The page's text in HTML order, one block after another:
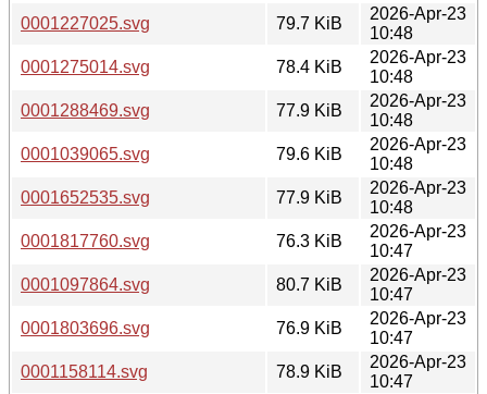
0001227025.svg
79.7 KiB
2026-Apr-23
10:48
0001275014.svg
78.4 KiB
2026-Apr-23
10:48
0001288469.svg
77.9 KiB
2026-Apr-23
10:48
0001039065.svg
79.6 KiB
2026-Apr-23
10:48
0001652535.svg
77.9 KiB
2026-Apr-23
10:48
0001817760.svg
76.3 KiB
2026-Apr-23
10:47
0001097864.svg
80.7 KiB
2026-Apr-23
10:47
0001803696.svg
76.9 KiB
2026-Apr-23
10:47
0001158114.svg
78.9 KiB
2026-Apr-23
10:47